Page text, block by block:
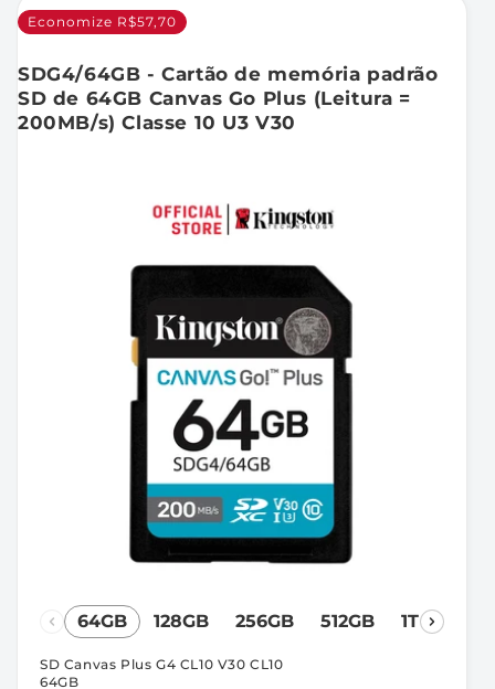
Economize R$57,70
SDG4/64GB - Cartão de memória padrão
SD de 64GB Canvas Go Plus (Leitura =
200MB/s) Classe 10 U3 V30
64GB 128GB 256GB 512GB 1TB
SD Canvas Plus G4 CL10 V30 CL10
64GB